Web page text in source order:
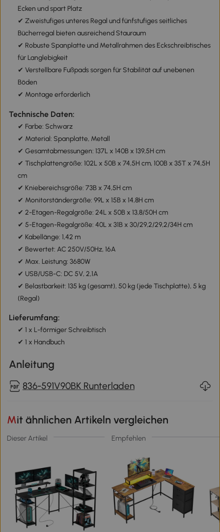
Ecken und spart Platz
✔ Zweistufiges unteres Regal und fünfstufiges seitliches
Bücherregal bieten ausreichend Stauraum
✔ Robuste Spanplatte und Metallrahmen des Eckschreibtisches
für Langlebigkeit
✔ Verstellbare Fußpads sorgen für Stabilität auf unebenen
Böden
✔ Montage erforderlich
Technische Daten:
✔ Farbe: Schwarz
✔ Material: Spanplatte, Metall
✔ Gesamtabmessungen: 137L x 140B x 139,5H cm
✔ Tischplattengröße: 102L x 50B x 74,5H cm, 100B x 35T x 74,5H
cm
✔ Kniebereichsgröße: 73B x 74,5H cm
✔ Monitorständergröße: 99L x 15B x 14,8H cm
✔ 2-Etagen-Regalgröße: 24L x 50B x 13,8/50H cm
✔ 5-Etagen-Regalgröße: 40L x 31B x 30/29,2/29,2/34H cm
✔ Kabellänge: 1,42 m
✔ Bewertet: AC 250V/50Hz, 16A
✔ Max. Leistung: 3680W
✔ USB/USB-C: DC 5V, 2,1A
✔ Belastbarkeit: 135 kg (gesamt), 50 kg (jede Tischplatte), 5 kg
(Regal)
Lieferumfang:
✔ 1 x L-förmiger Schreibtisch
✔ 1 x Handbuch
Anleitung
836-591V90BK Runterladen
Mit ähnlichen Artikeln vergleichen
Dieser Artikel Empfehlen